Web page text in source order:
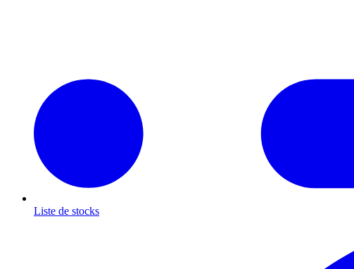
Liste de stocks